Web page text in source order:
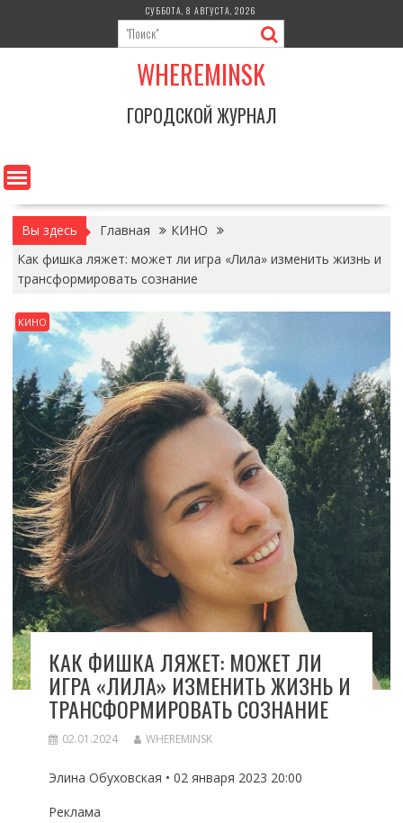
содержимому
СУББОТА, 8 АВГУСТА, 2026
WHEREMINSK
ГОРОДСКОЙ ЖУРНАЛ
Вы здесь Главная
КИНО
Как фишка ляжет: может ли игра «Лила» изменить жизнь и
трансформировать сознание
КИНО
КАК ФИШКА ЛЯЖЕТ: МОЖЕТ ЛИ
ИГРА «ЛИЛА» ИЗМЕНИТЬ ЖИЗНЬ И
ТРАНСФОРМИРОВАТЬ СОЗНАНИЕ
02.01.2024 WHEREMINSK
Элина Обуховская • 02 января 2023 20:00
Реклама